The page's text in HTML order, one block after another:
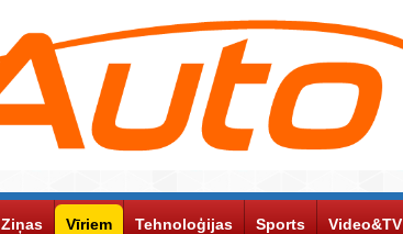
Ziņas Vīriem Tehnoloģijas Sports Video&TV